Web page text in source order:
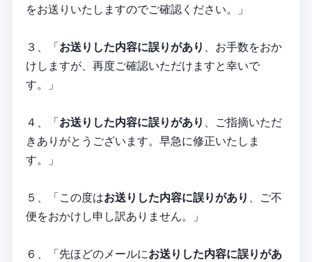
をお送りいたしますのでご確認ください。」
３、「お送りした内容に誤りがあり
、お手数をおか
けしますが、再度ご確認いただけますと幸いで
す。」
４、「お送りした内容に誤りがあり
、ご指摘いただ
きありがとうございます。早急に修正いたしま
す。」
５、「この度はお送りした内容に誤りがあり
、ご不
便をおかけし申し訳ありません。」
６、「先ほどのメールにお送りした内容に誤りがあ